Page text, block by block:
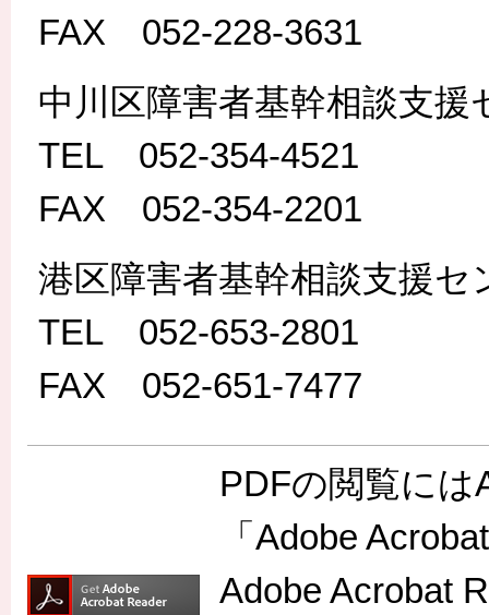
FAX 052-228-3631
中川区障害者基幹相談支援
TEL 052-354-4521
FAX 052-354-2201
港区障害者基幹相談支援セ
TEL 052-653-2801
FAX 052-651-7477
PDFの閲覧に
「Adobe
Adobe Acrobat